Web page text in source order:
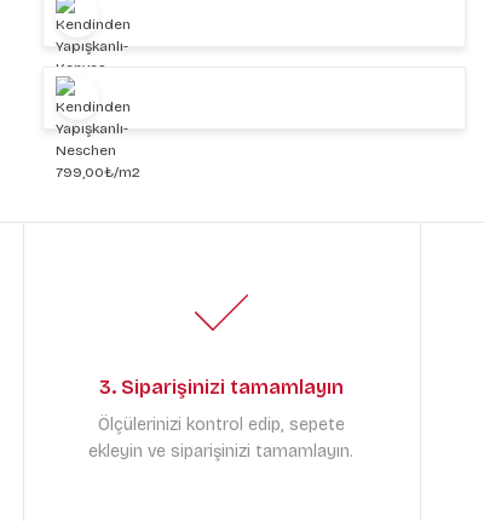
3. Siparişinizi tamamlayın
Ölçülerinizi kontrol edip, sepete
ekleyin ve siparişinizi tamamlayın.